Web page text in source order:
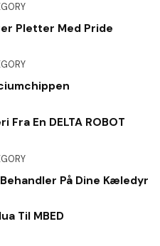
Pletter Med Pride
En DELTA ROBOT
På Dine Kæledyr
Til MBED